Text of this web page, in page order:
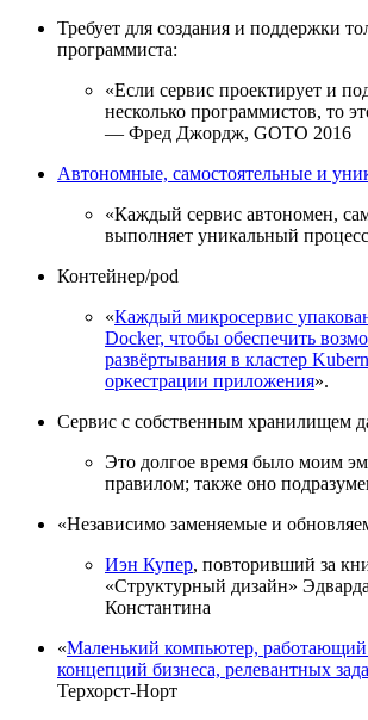
Требует для создания и поддержки
программиста:
«Если сервис проектирует и
несколько программистов, то
— Фред Джордж, GOTO 2016
Автономные, самостоятельные и
«Каждый сервис автономен,
выполняет уникальный
Контейнер/pod
«Каждый микросервис
Docker, чтобы обеспечить
развёртывания в кластер
оркестрации приложения».
Сервис с собственным хранилищем
Это долгое время было моим
правилом; также оно
«Независимо заменяемые и
Иэн Купер, повторивший за
«Структурный дизайн»
Константина
«Маленький компьютер,
концепций бизнеса, релевантных
Терхорст-Норт